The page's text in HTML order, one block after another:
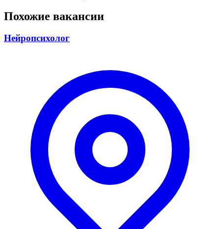
Похожие вакансии
Нейропсихолог